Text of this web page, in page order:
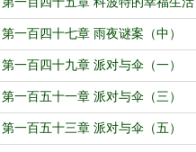
（下）
第一百四十七章 雨夜谜案（中）
第一百四十九章 派对与伞（一）
第一百五十一章 派对与伞（三）
第一百五十三章 派对与伞（五）